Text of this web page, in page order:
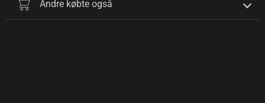
Andre købte også